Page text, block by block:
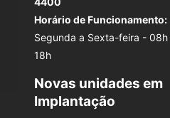
Horário de Funcionamento:
Segunda a Sexta-feira - 08h
18h
Novas unidades em
Implantação